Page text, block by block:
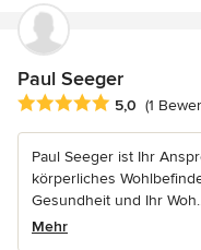
Paul Seeger
Durchschnittliche
5,0 (1
Paul Seeger ist Ihr
körperliches
Gesundheit und Ihr
Mehr